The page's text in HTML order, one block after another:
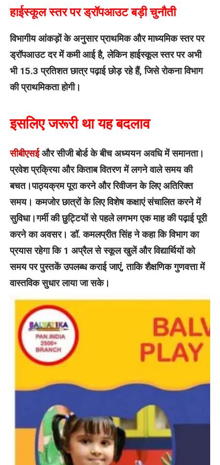
हाईस्कूल स्तर पर ड्रॉपआउट बड़ी चुनौती
विभागीय आंकड़ों के अनुसार प्राथमिक और माध्यमिक स्तर पर
ड्रॉपआउट दर में कमी आई है, लेकिन हाईस्कूल स्तर पर अभी
भी 15.3 प्रतिशत छात्र पढ़ाई छोड़ रहे हैं, जिसे रोकना विभाग
की प्राथमिकता होगी।
इसलिए जरूरी था यह बदलाव
सीबीएसईऔर सीजी बोर्ड के बीच अध्ययन अवधि में समानता।
प्रवेश प्रक्रिया और किताब वितरण में लगने वाले समय की
बचत।पाठ्यक्रम पूरा करने और रिवीजन के लिए अतिरिक्त
समय। कमजोर छात्रों के लिए विशेष कक्षाएं संचालित करने में
सुविधा।गर्मी की छुट्टियों से पहले लगभग एक माह की पढ़ाई पूरी
करने का अवसर। डॉ. कमलप्रीत सिंह ने कहा कि विभाग का
प्रयास रहेगा कि 1 अप्रैल से स्कूल खुलें और विद्यार्थियों को
समय पर पुस्तकें उपलब्ध कराई जाएं, ताकि शैक्षणिक गुणवत्ता में
वास्तविक सुधार लाया जा सके।